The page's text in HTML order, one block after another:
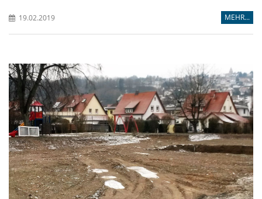
19.02.2019 MEHR...